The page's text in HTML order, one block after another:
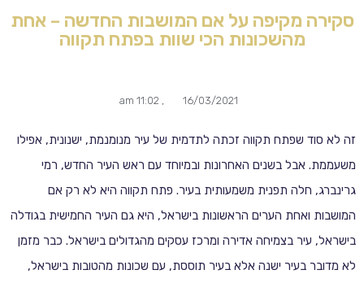
סקירה מקיפה על אם המושבות החדשה – אחת
מהשכונות הכי שוות בפתח תקווה
16/03/2021
,
זה לא סוד שפתח תקווה זכתה לתדמית של עיר מנומנמת, ישנונית, אפילו
משעממת. אבל בשנים האחרונות ובמיוחד עם ראש העיר החדש, רמי
גרינברג, חלה תפנית משמעותית בעיר. פתח תקווה היא לא רק אם
המושבות ואחת הערים הראשונות בישראל, היא גם העיר החמישית בגודלה
בישראל, עיר בצמיחה אדירה ומרכז עסקים מהגדולים בישראל. כבר מזמן
לא מדובר בעיר ישנה אלא בעיר תוססת, עם שכונות מהטובות בישראל,